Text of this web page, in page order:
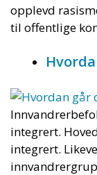
opplevd
til offentlige
integrert.
integrert.